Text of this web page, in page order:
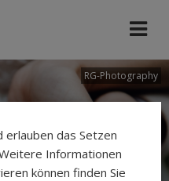
RG-Photography
erlauben das Setzen
Informationen
können finden Sie